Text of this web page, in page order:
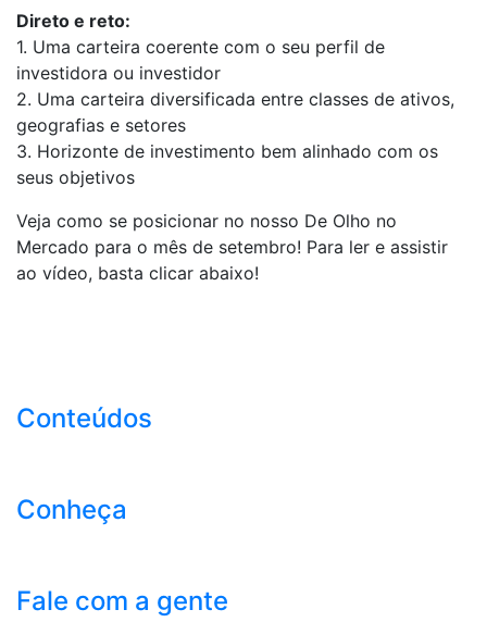
Direto e reto:
1. Uma carteira coerente com o seu perfil de
investidora ou investidor
2. Uma carteira diversificada entre classes de ativos,
geografias e setores
3. Horizonte de investimento bem alinhado com os
seus objetivos
Veja como se posicionar no nosso De Olho no
Mercado para o mês de setembro! Para ler e assistir
ao vídeo, basta clicar abaixo!
Conteúdos
Conheça
Fale com a gente